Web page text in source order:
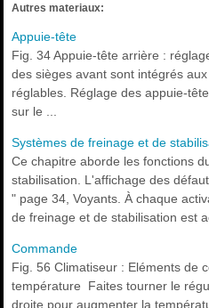
Autres materiaux:
Appuie-tête
Fig. 34 Appuie-tête arrière :
des sièges avant sont intégrés
réglables. Réglage des appuie-
sur le ...
Systèmes de freinage et de
Ce chapitre aborde les fonctions
stabilisation. L'affichage des
" page 34, Voyants. À chaque
de freinage et de stabilisation est
Commande
Fig. 56 Climatiseur : Eléments de
température Faites tourner le
droite pour augmenter la